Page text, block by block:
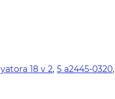
18 v 2, 5 a2445-0320,